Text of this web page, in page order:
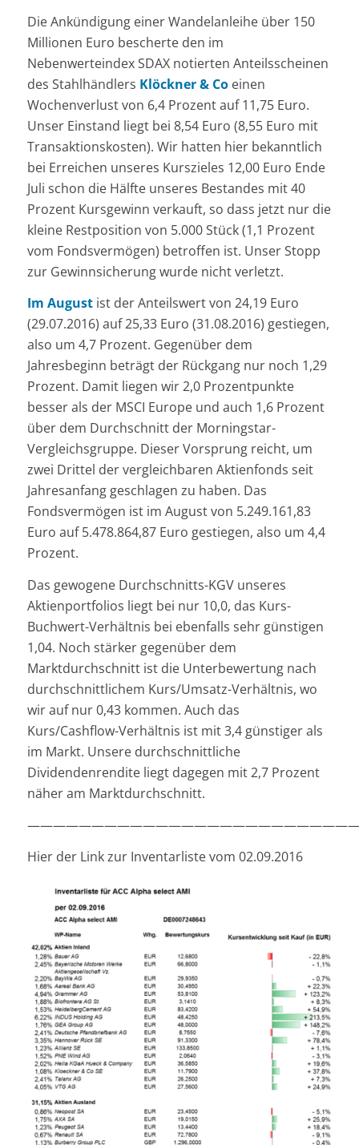
Die Ankündigung einer Wandelanleihe über 150
Millionen Euro bescherte den im
Nebenwerteindex SDAX notierten Anteilsscheinen
des Stahlhändlers Klöckner & Coeinen
Wochenverlust von 6,4 Prozent auf 11,75 Euro.
Unser Einstand liegt bei 8,54 Euro (8,55 Euro mit
Transaktionskosten). Wir hatten hier bekanntlich
bei Erreichen unseres Kurszieles 12,00 Euro Ende
Juli schon die Hälfte unseres Bestandes mit 40
Prozent Kursgewinn verkauft, so dass jetzt nur die
kleine Restposition von 5.000 Stück (1,1 Prozent
vom Fondsvermögen) betroffen ist. Unser Stopp
zur Gewinnsicherung wurde nicht verletzt.
Im Augustist der Anteilswert von 24,19 Euro
(29.07.2016) auf 25,33 Euro (31.08.2016) gestiegen,
also um 4,7 Prozent. Gegenüber dem
Jahresbeginn beträgt der Rückgang nur noch 1,29
Prozent. Damit liegen wir 2,0 Prozentpunkte
besser als der MSCI Europe und auch 1,6 Prozent
über dem Durchschnitt der Morningstar-
Vergleichsgruppe. Dieser Vorsprung reicht, um
zwei Drittel der vergleichbaren Aktienfonds seit
Jahresanfang geschlagen zu haben. Das
Fondsvermögen ist im August von 5.249.161,83
Euro auf 5.478.864,87 Euro gestiegen, also um 4,4
Prozent.
Das gewogene Durchschnitts-KGV unseres
Aktienportfolios liegt bei nur 10,0, das Kurs-
Buchwert-Verhältnis bei ebenfalls sehr günstigen
1,04. Noch stärker gegenüber dem
Marktdurchschnitt ist die Unterbewertung nach
durchschnittlichem Kurs/Umsatz-Verhältnis, wo
wir auf nur 0,43 kommen. Auch das
Kurs/Cashflow-Verhältnis ist mit 3,4 günstiger als
im Markt. Unsere durchschnittliche
Dividendenrendite liegt dagegen mit 2,7 Prozent
näher am Marktdurchschnitt.
Hier der Link zur Inventarliste vom 02.09.2016